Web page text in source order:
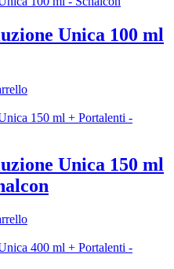
Unica 100 ml
Unica 150 ml